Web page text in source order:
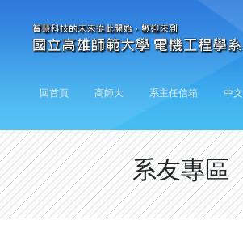
回首頁 高師大 系主任信箱 中文
系友專區